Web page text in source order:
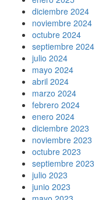
diciembre 2024
noviembre 2024
octubre 2024
septiembre 2024
julio 2024
mayo 2024
abril 2024
marzo 2024
febrero 2024
enero 2024
diciembre 2023
noviembre 2023
octubre 2023
septiembre 2023
julio 2023
junio 2023